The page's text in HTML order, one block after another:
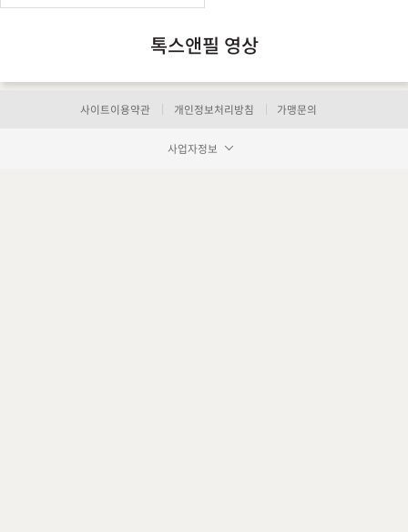
톡스앤필 영상
사이트이용약관 개인정보처리방침 가맹문의
사업자정보